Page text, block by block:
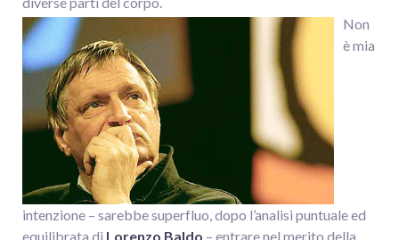
Non
è mia
intenzione – sarebbe superfluo, dopo l’analisi puntuale ed
equilibrata di Lorenzo Baldo – entrare nel merito della